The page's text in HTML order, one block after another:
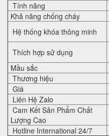
Tính năng
Khả năng chống cháy
Hệ thống khóa thông minh
Thích hợp sử dụng
Mầu sắc
Thương hiệu
Giá
Liên Hệ Zalo
Cam Kết Sản Phẩm Chất
Lượng Cao
Hotline International 24/7